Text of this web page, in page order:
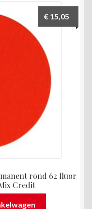
rond 62 fluor
Credit
€ 15,05